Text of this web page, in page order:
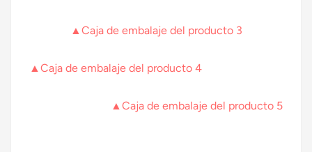
▲Caja de embalaje del producto 3
▲Caja de embalaje del producto 4
▲Caja de embalaje del producto 5